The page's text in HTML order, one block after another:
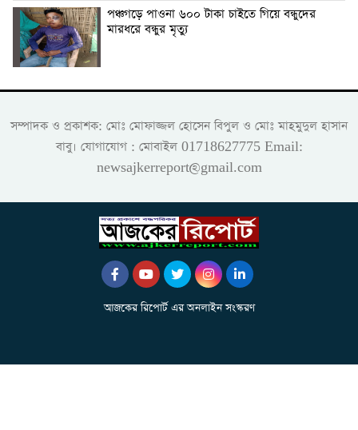
পঞ্চগড়ে পাওনা ৬০০ টাকা চাইতে গিয়ে বন্ধুদের
মারধরে বন্ধুর মৃত্যু
সম্পাদক ও প্রকাশক: মোঃ মোফাজ্জল হোসেন বিপুল ও মোঃ মাহমুদুল হাসান
বাবু। যোগাযোগ : মোবাইল 01718627775 Email:
newsajkerreport@gmail.com
আজকের রিপোর্ট এর অনলাইন সংস্করণ